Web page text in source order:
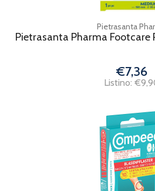
Pietrasanta
Pietrasanta Pharma Footcare
€7,36
Listino: